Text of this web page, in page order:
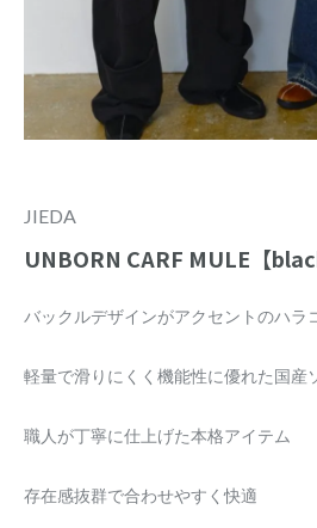
JIEDA
UNBORN CARF MULE【
バックルデザインがアクセントのハラ
軽量で滑りにくく機能性に優れた国産
職人が丁寧に仕上げた本格アイテム
存在感抜群で合わせやすく快適